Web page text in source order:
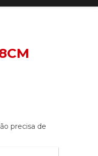
precisa de